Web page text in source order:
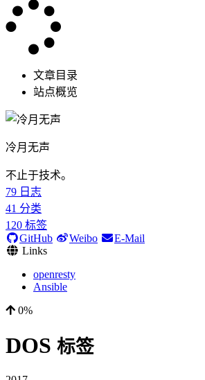
文章目录
站点概览
冷月无声
不止于技术。
79 日志
41 分类
120 标签
GitHub
Weibo
E-Mail
Links
openresty
Ansible
0%
DOS 标签